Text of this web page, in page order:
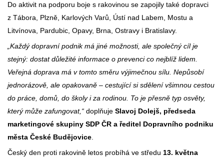
Do aktivit na podporu boje s rakovinou se zapojily také dopravci
z Tábora, Plzně, Karlových Varů, Ústí nad Labem, Mostu a
Litvínova, Pardubic, Opavy, Brna, Ostravy i Bratislavy.
„Každý dopravní podnik má jiné možnosti, ale společný cíl je
stejný: dostat důležité informace o prevenci co nejblíž lidem.
Veřejná doprava má v tomto směru výjimečnou sílu. Nepůsobí
jednorázově, ale opakovaně – cestující si sdělení všimnou cestou
do práce, domů, do školy i za rodinou. To je přesně typ osvěty,
který může zafungovat,“ doplňuje Slavoj Dolejš, předseda
marketingové skupiny SDP ČR a ředitel Dopravního podniku
města České Budějovice
Český den proti rakovině letos probíhá ve středu 13. května